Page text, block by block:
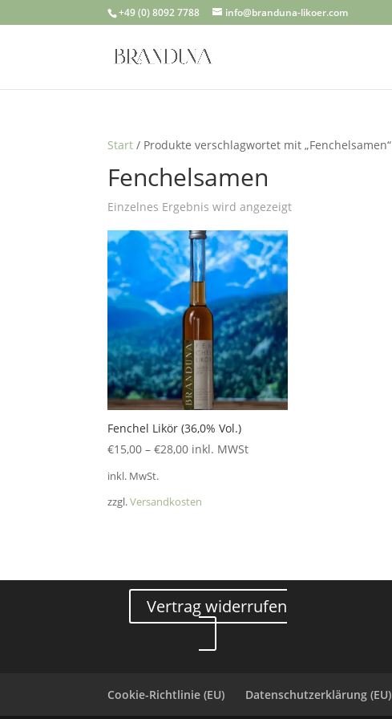
+49 (0) 8092 7788 info@branduna-likoer.com
Start / Produkte verschlagwortet mit „Fenchelsamen“
Fenchelsamen
Einzelnes Ergebnis wird angezeigt
Fenchel Likör (36,0% Vol.)
€15,00 –€28,00 inkl. MWSt
inkl. MwSt.
zzgl.Versandkosten
Vertrag widerrufen
Cookie-Richtlinie (EU) Datenschutzerklärung (EU)